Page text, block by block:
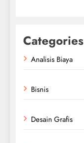
Categories
Analisis Biaya
Bisnis
Desain Grafis